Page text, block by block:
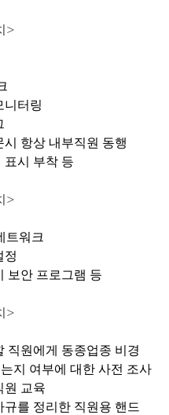
>
니터링
시 항상 내부직원 동행
표시 부착 등
>
트워크
정
보안 프로그램 등
>
직원에게 동종업종 비경
지 여부에 대한 사전 조사
원 교육
규를 정리한 직원용 핸드